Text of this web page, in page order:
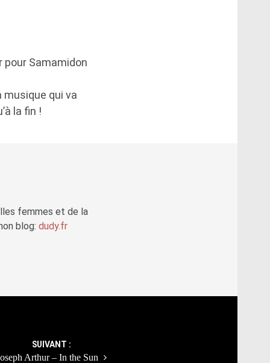
pour Samamidon
musique qui va
la fin !
femmes et de la
blog: dudy.fr
SUIVANT :
Arthur – In the Sun